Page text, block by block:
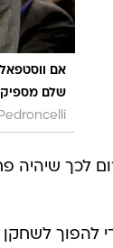
אם
שלם
לכך שיהיה